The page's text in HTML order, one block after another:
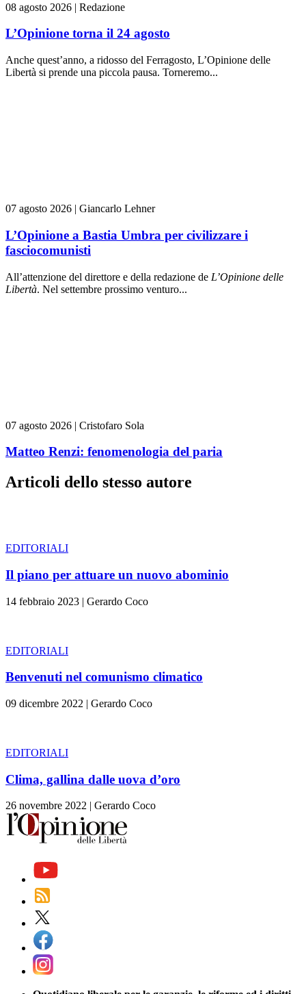
08 agosto 2026 | Redazione
L’Opinione torna il 24 agosto
Anche quest’anno, a ridosso del Ferragosto, L’Opinione delle
Libertà si prende una piccola pausa. Torneremo...
07 agosto 2026 | Giancarlo Lehner
L’Opinione a Bastia Umbra per civilizzare i
fasciocomunisti
All’attenzione del direttore e della redazione de L’Opinione delle
Libertà. Nel settembre prossimo venturo...
07 agosto 2026 | Cristofaro Sola
Matteo Renzi: fenomenologia del paria
Articoli dello stesso autore
EDITORIALI
Il piano per attuare un nuovo abominio
14 febbraio 2023 | Gerardo Coco
EDITORIALI
Benvenuti nel comunismo climatico
09 dicembre 2022 | Gerardo Coco
EDITORIALI
Clima, gallina dalle uova d’oro
26 novembre 2022 | Gerardo Coco